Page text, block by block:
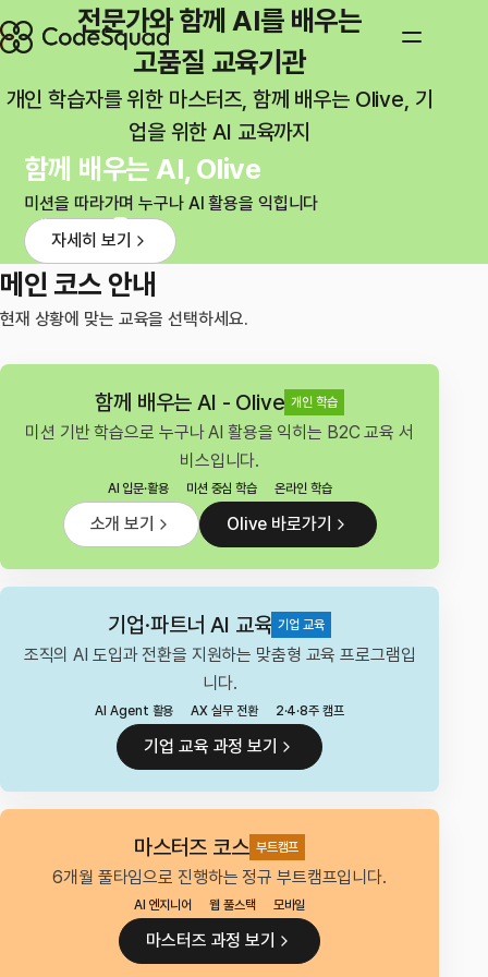
전문가와 함께 AI를 배우는
고품질 교육기관
개인 학습자를 위한 마스터즈, 함께 배우는 Olive, 기
업을 위한 AI 교육까지
함께 배우는 AI, Olive
미션을 따라가며 누구나 AI 활용을 익힙니다
자세히 보기
메인 코스 안내
현재 상황에 맞는 교육을 선택하세요.
함께 배우는 AI - Olive 개인 학습
미션 기반 학습으로 누구나 AI 활용을 익히는 B2C 교육 서
비스입니다.
AI 입문·활용 미션 중심 학습 온라인 학습
소개 보기 Olive 바로가기
기업·파트너 AI 교육 기업 교육
조직의 AI 도입과 전환을 지원하는 맞춤형 교육 프로그램입
니다.
AI Agent 활용 AX 실무 전환 2·4·8주 캠프
기업 교육 과정 보기
마스터즈 코스 부트캠프
6개월 풀타임으로 진행하는 정규 부트캠프입니다.
AI 엔지니어 웹 풀스택 모바일
마스터즈 과정 보기